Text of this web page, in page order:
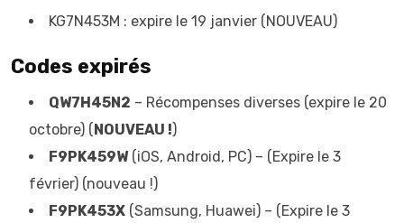
KG7N453M : expire le 19 janvier (NOUVEAU)
Codes expirés
QW7H45N2 – Récompenses diverses (expire le 20
octobre) (NOUVEAU !)
F9PK459W(iOS, Android, PC) – (Expire le 3
février) (nouveau !)
F9PK453X (Samsung, Huawei) – (Expire le 3